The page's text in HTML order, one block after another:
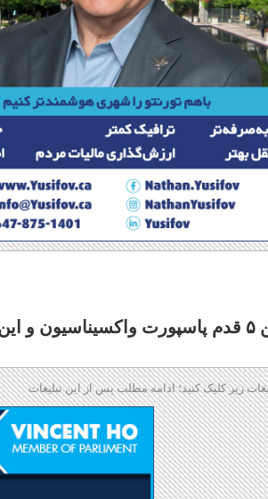
زیر کلیک کنید؛ ادامه مطلب پس از این تبلیغات